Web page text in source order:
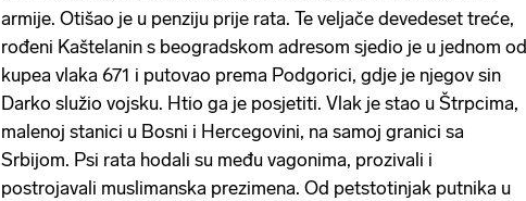
armije. Otišao je u penziju prije rata. Te veljače devedeset treće,
rođeni Kaštelanin s beogradskom adresom sjedio je u jednom od
kupea vlaka 671 i putovao prema Podgorici, gdje je njegov sin
Darko služio vojsku. Htio ga je posjetiti. Vlak je stao u Štrpcima,
malenoj stanici u Bosni i Hercegovini, na samoj granici sa
Srbijom. Psi rata hodali su među vagonima, prozivali i
postrojavali muslimanska prezimena. Od petstotinjak putnika u